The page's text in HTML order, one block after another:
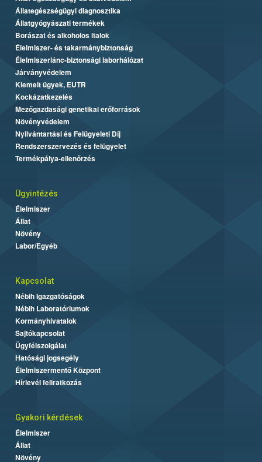
Állategészségügyi diagnosztika
Állatgyógyászati termékek
Borászat és alkoholos italok
Élelmiszer- és takarmánybiztonság
Élelmiszerlánc-biztonsági laborhálózat
Járványvédelem
Kiemelt ügyek, EUTR
Kockázatkezelés
Mezőgazdasági genetikai erőforrások
Növényvédelem
Nyilvántartási és Felügyeleti Díj
Rendszerszervezés és felügyelet
Termékpálya-ellenőrzés
Ügyintézés
Élelmiszer
Állat
Növény
Labor/Egyéb
Kapcsolat
Nébih Igazgatóságok
Nébih Laboratóriumok
Kormányhivatalok
Sajtókapcsolat
Ügyfélszolgálat
Hatósági jogsegély
Élelmiszermentő Központ
Hírlevél feliratkozás
Gyakori kérdések
Élelmiszer
Állat
Növény